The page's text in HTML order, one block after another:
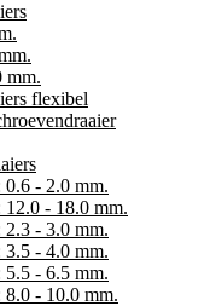
mm.
flexibel
0.6 - 2.0 mm.
12.0 - 18.0 mm.
2.3 - 3.0 mm.
3.5 - 4.0 mm.
5.5 - 6.5 mm.
8.0 - 10.0 mm.